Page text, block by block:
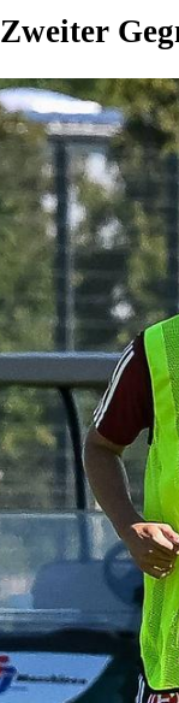
Zweiter